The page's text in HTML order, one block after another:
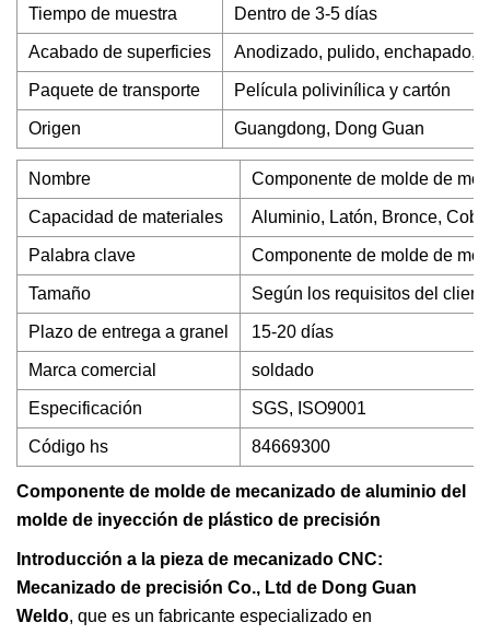
Tiempo de muestra Dentro de 3-5 días
Acabado de superficies Anodizado, pulido, enchapado,
Paquete de transporte Película polivinílica y cartón
Origen Guangdong, Dong Guan
Nombre Componente de molde de
Capacidad de materiales Aluminio, Latón, Bronce,
Palabra clave Componente de molde de
Tamaño Según los requisitos del
Plazo de entrega a granel 15-20 días
Marca comercial soldado
Especificación SGS, ISO9001
Código hs 84669300
Componente de molde de mecanizado de aluminio del
molde de inyección de plástico de precisión
Introducción a la pieza de mecanizado CNC:
Mecanizado de precisión Co., Ltd de Dong Guan
Weldo, que es un fabricante especializado en